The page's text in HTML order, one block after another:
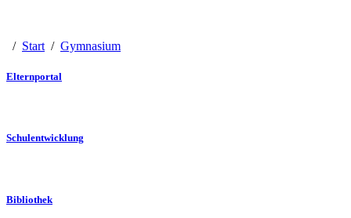
/ Start / Gymnasium
Elternportal
Schulentwicklung
Bibliothek